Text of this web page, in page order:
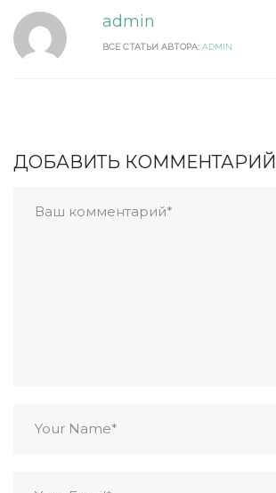
admin
ВСЕ СТАТЬИ АВТОРА: ADMIN
ДОБАВИТЬ КОММЕНТАРИЙ